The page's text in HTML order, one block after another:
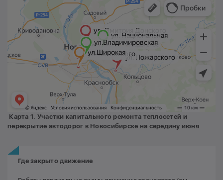
Карта 1. Участки капитального ремонта теплосетей и
перекрытие автодорог в Новосибирске на середину июня
Где закрыто движение